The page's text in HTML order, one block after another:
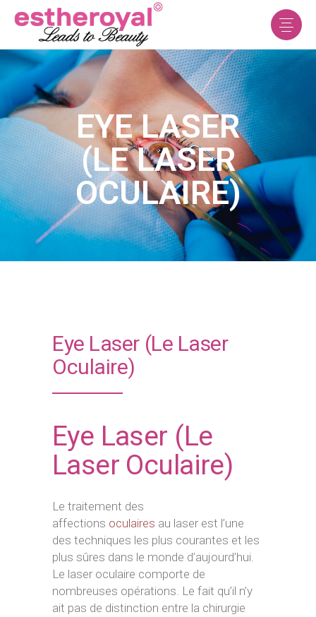
EYE LASER
(LE LASER
OCULAIRE)
Eye Laser (Le Laser
Oculaire)
Eye Laser (Le
Laser Oculaire)
Le traitement des
affections oculaires au laser est l’une
des techniques les plus courantes et les
plus sûres dans le monde d’aujourd’hui.
Le laser oculaire comporte de
nombreuses opérations. Le fait qu’il n’y
ait pas de distinction entre la chirurgie